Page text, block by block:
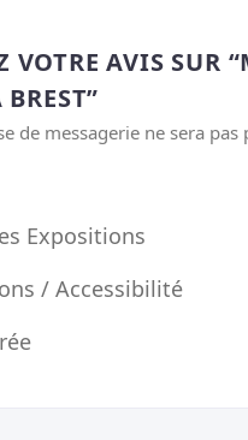
VOTRE AVIS SUR
BREST”
de messagerie ne sera pas
Expositions
/ Accessibilité